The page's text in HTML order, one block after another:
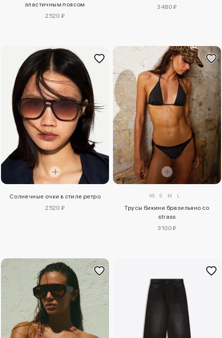
эластичным поясом
2520 ₽
3480 ₽
Солнечные очки в стиле ретро
2520 ₽
XS S M L
Трусы бикини бразильяно со
strass
3100 ₽